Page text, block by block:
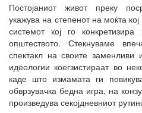
Постојаниот живот преку
укажува на степенот на моќта
системот кој го
општеството. Стекнуваме
спектакл на своите заменливи
идеологии коегзистираат во
каде што измамата ги
обврзувачка бедна игра, на
произведува секојдневниот